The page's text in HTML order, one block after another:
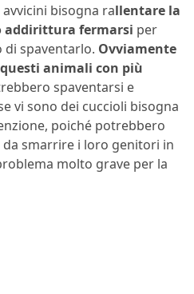
bisogna rallentare la
addirittura fermarsi per
di spaventarlo. Ovviamente
animali con più
spaventarsi e
vi sono dei cuccioli bisogna
poiché potrebbero
smarrire i loro genitori in
molto grave per la